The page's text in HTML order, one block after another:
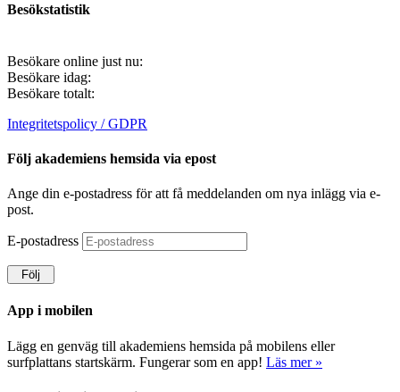
Besökstatistik
Besökare online just nu:
Besökare idag:
Besökare totalt:
Integritetspolicy / GDPR
Följ akademiens hemsida via epost
Ange din e-postadress för att få meddelanden om nya inlägg via e-
post.
E-postadress
Följ
App i mobilen
Lägg en genväg till akademiens hemsida på mobilens eller
surfplattans startskärm. Fungerar som en app! Läs mer »